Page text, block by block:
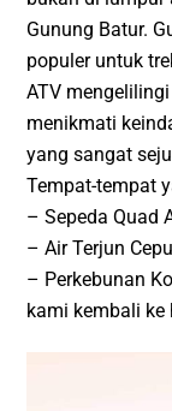
Gunung Batur.
populer untuk
ATV
menikmati
yang sangat
Tempat-tempat
– Sepeda Quad
– Air Terjun
– Perkebunan
kami kembali ke